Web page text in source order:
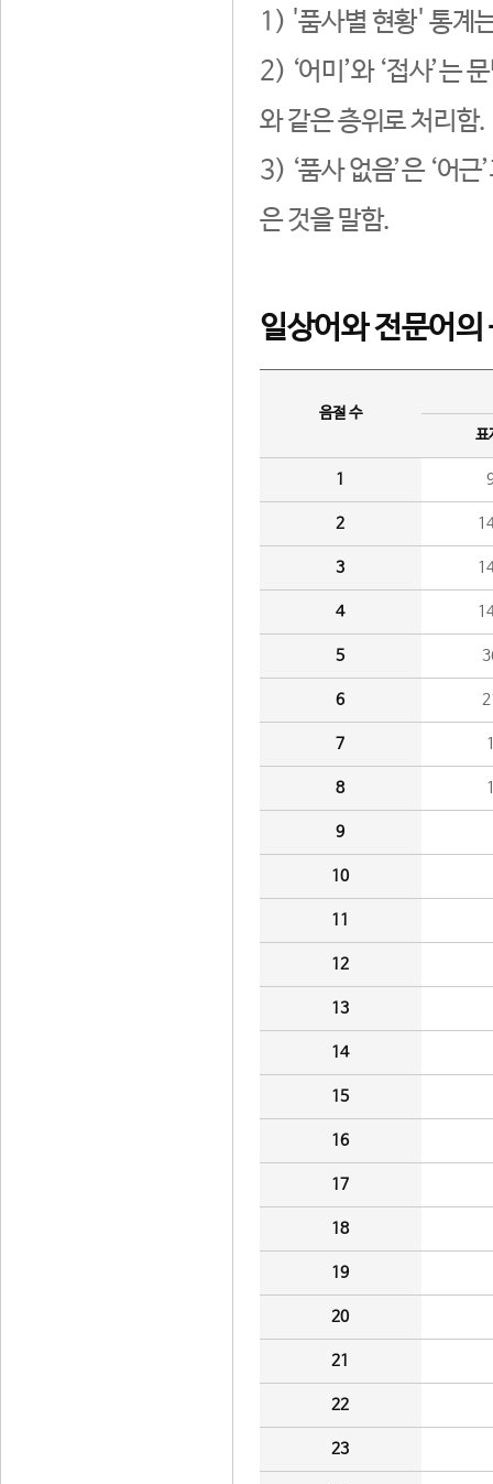
1) '품사별 현황' 통계
2) ‘어미’와 ‘접사’는
와 같은 층위로 처리함.
3) ‘품사 없음’은 ‘어
은 것을 말함.
일상어와 전문어의
음절 수
표
1
2
3
4
5
6
7
8
9
10
11
12
13
14
15
16
17
18
19
20
21
22
23